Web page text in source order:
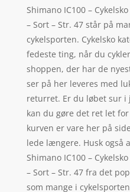
Shimano IC100 –
– Sort – Str. 47 står på
cykelsporten. Cykelsko
fedeste ting, når du
shoppen, der har de
ser på her leveres med
returret. Er du løbet sur i
kan du gøre det ret let
kurven er vare her på
lede længere. Husk også
Shimano IC100 –
– Sort – Str. 47 fra det
som mange i